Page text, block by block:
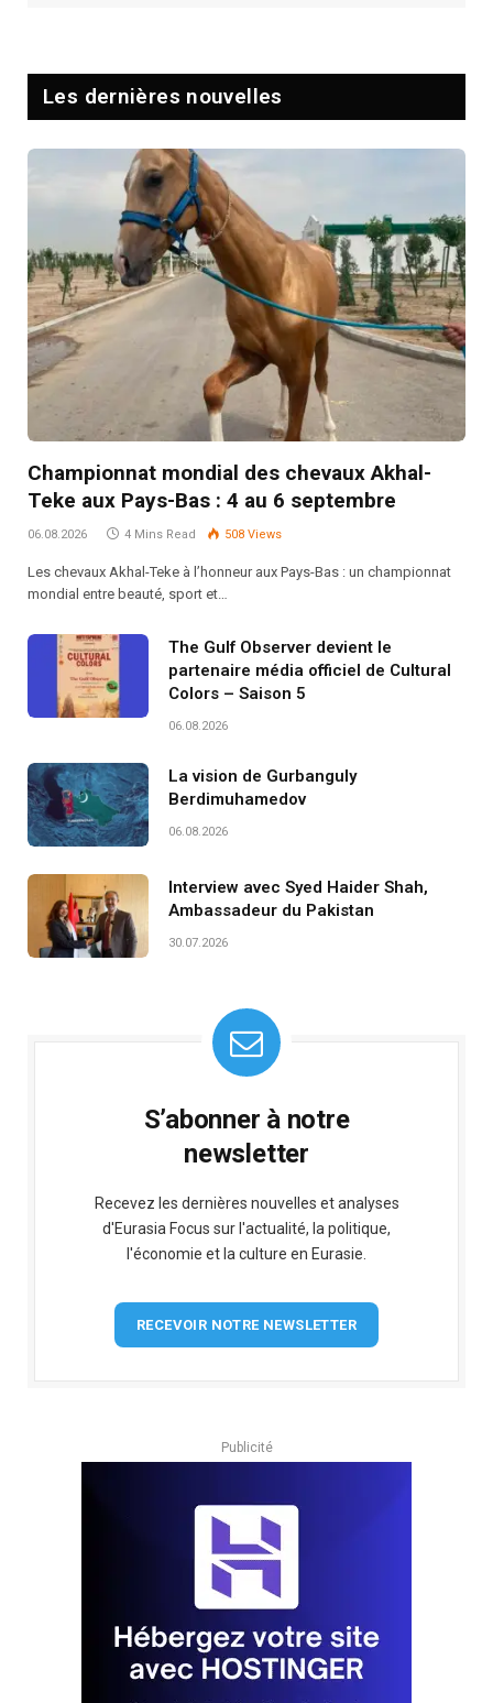
Les dernières nouvelles
Championnat mondial des chevaux Akhal-
Teke aux Pays-Bas : 4 au 6 septembre
06.08.2026 4 Mins Read 508 Views
Les chevaux Akhal-Teke à l’honneur aux Pays-Bas : un championnat
mondial entre beauté, sport et…
The Gulf Observer devient le
partenaire média officiel de Cultural
Colors – Saison 5
06.08.2026
La vision de Gurbanguly
Berdimuhamedov
06.08.2026
Interview avec Syed Haider Shah,
Ambassadeur du Pakistan
30.07.2026
S’abonner à notre
newsletter
Recevez les dernières nouvelles et analyses
d'Eurasia Focus sur l'actualité, la politique,
l'économie et la culture en Eurasie.
RECEVOIR NOTRE NEWSLETTER
Publicité